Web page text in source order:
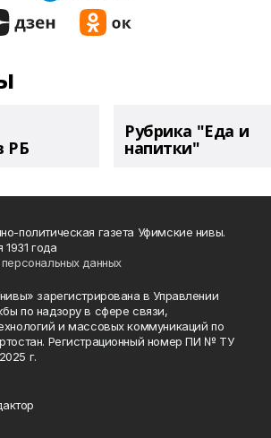
РБ
Рубрика "Еда и
напитки"
политическая газета Уфимские нивы.
1931 года
данных
зарегистрирована в Управлении
по надзору в сфере связи,
и массовых коммуникаций по
Регистрационный номер ПИ № ТУ
г.